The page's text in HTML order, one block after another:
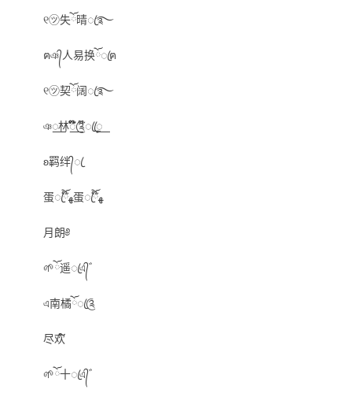
୧㋡失ོ晴ꦿ࿐
ฅঞ᭄人易换ོꦿฅ
୧㋡契ོ阔ꦿ࿐
ঞ꯭林꯭໊໊໊໊༊໊ꦿꦿ꯭ۣ
ʚ羁绊᭄ꦿ
蛋ꦿ໊ོﻬ蛋ꦿ໊ོﻬ
月朗༅
🌱ོ遥ꦿএ᭄゛
এ南橘ོꦿ༊
尽欢໌
🌱ོ十ꦿএ᭄゛